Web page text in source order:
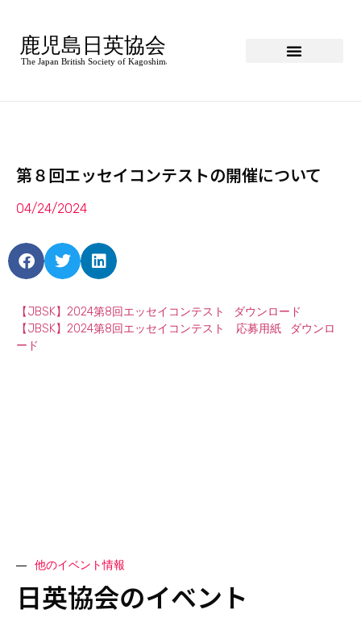
第８回エッセイコンテストの開催について
04/24/2024
【JBSK】2024第8回エッセイコンテスト
ダウンロード
【JBSK】2024第8回エッセイコンテスト 応募用紙
ダウンロ
ード
他のイベント情報
日英協会のイベント